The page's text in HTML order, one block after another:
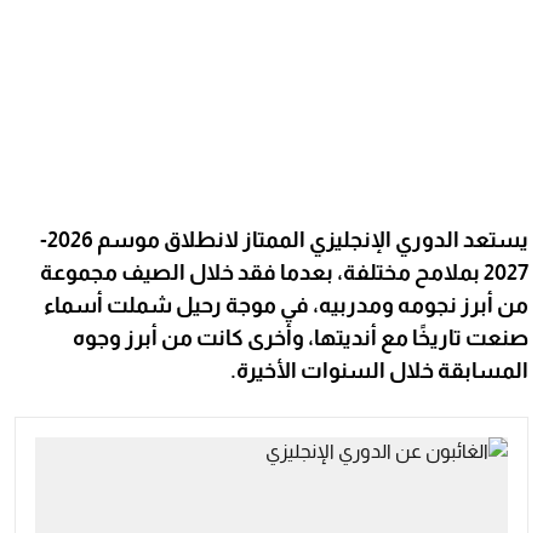
يستعد الدوري الإنجليزي الممتاز لانطلاق موسم 2026-
2027 بملامح مختلفة، بعدما فقد خلال الصيف مجموعة
من أبرز نجومه ومدربيه، في موجة رحيل شملت أسماء
صنعت تاريخًا مع أنديتها، وأخرى كانت من أبرز وجوه
المسابقة خلال السنوات الأخيرة.